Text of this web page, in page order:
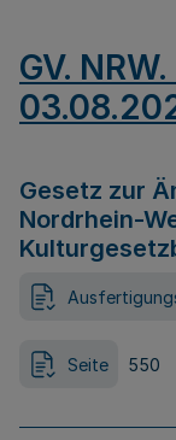
GV.
Gesetz zur
Nordrhein-
Seite 550